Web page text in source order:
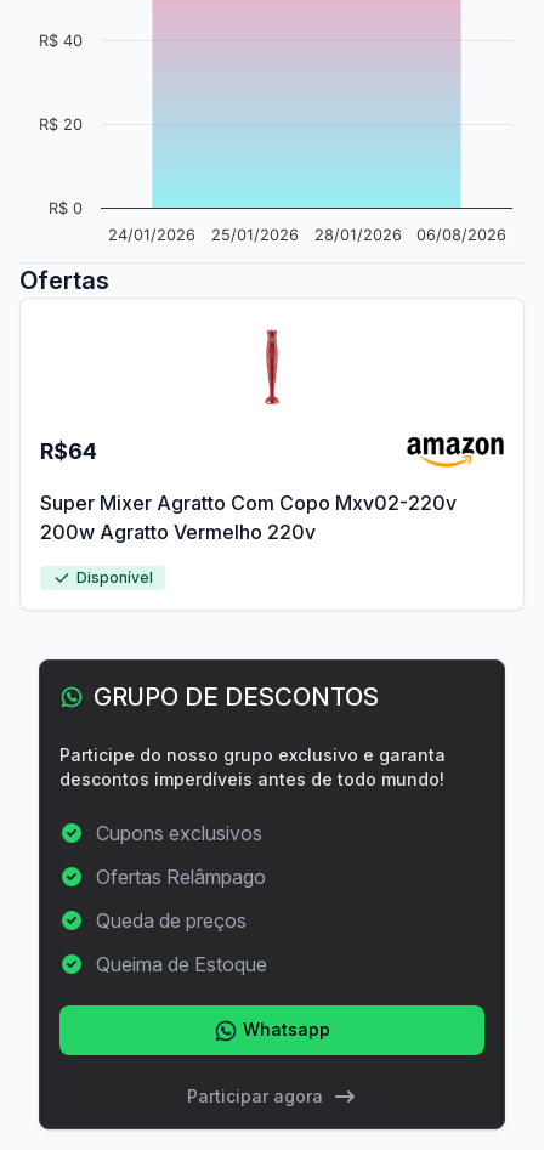
24/01/2026 25/01/2026 28/01/2026 06/08/2026
R$ 0
R$ 20
R$ 40
Ofertas
R$64
Super Mixer Agratto Com Copo Mxv02-220v
200w Agratto Vermelho 220v
Disponível
GRUPO DE DESCONTOS
Participe do nosso grupo exclusivo e garanta
descontos imperdíveis antes de todo mundo!
Cupons exclusivos
Ofertas Relâmpago
Queda de preços
Queima de Estoque
Whatsapp
Participar agora